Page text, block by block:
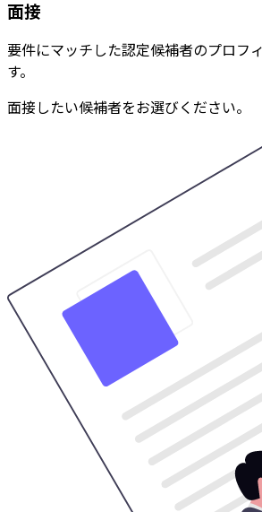
面接
要件にマッチした認定候補者のプロフ
す。
面接したい候補者をお選びください。